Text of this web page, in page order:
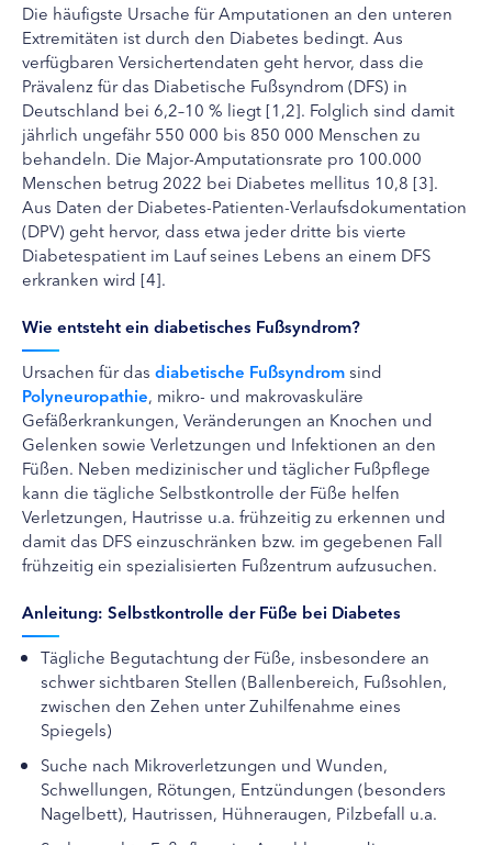
Die häufigste Ursache für Amputationen an den unteren
Extremitäten ist durch den Diabetes bedingt. Aus
verfügbaren Versichertendaten geht hervor, dass die
Prävalenz für das Diabetische Fußsyndrom (DFS) in
Deutschland bei 6,2–10 % liegt [1,2]. Folglich sind damit
jährlich ungefähr 550 000 bis 850 000 Menschen zu
behandeln. Die Major-Amputationsrate pro 100.000
Menschen betrug 2022 bei Diabetes mellitus 10,8 [3].
Aus Daten der Diabetes-Patienten-Verlaufsdokumentation
(DPV) geht hervor, dass etwa jeder dritte bis vierte
Diabetespatient im Lauf seines Lebens an einem DFS
erkranken wird [4].
Wie entsteht ein diabetisches Fußsyndrom?
Ursachen für das diabetische Fußsyndromsind
Polyneuropathie, mikro- und makrovaskuläre
Gefäßerkrankungen, Veränderungen an Knochen und
Gelenken sowie Verletzungen und Infektionen an den
Füßen. Neben medizinischer und täglicher Fußpflege
kann die tägliche Selbstkontrolle der Füße helfen
Verletzungen, Hautrisse u.a. frühzeitig zu erkennen und
damit das DFS einzuschränken bzw. im gegebenen Fall
frühzeitig ein spezialisierten Fußzentrum aufzusuchen.
Anleitung: Selbstkontrolle der Füße bei Diabetes
Tägliche Begutachtung der Füße, insbesondere an
schwer sichtbaren Stellen (Ballenbereich, Fußsohlen,
zwischen den Zehen unter Zuhilfenahme eines
Spiegels)
Suche nach Mikroverletzungen und Wunden,
Schwellungen, Rötungen, Entzündungen (besonders
Nagelbett), Hautrissen, Hühneraugen, Pilzbefall u.a.